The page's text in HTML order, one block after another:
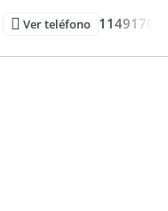
Ver teléfono 1149170